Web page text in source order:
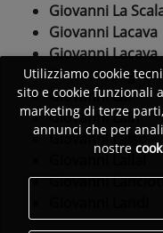
Giovanni La
Giovanni Lacava
Giovanni Lacava
Giovanni
Giovanni Lai
Giovanni Lain
Giovanni Laiso
Giovanni
Utilizziamo cookie
sito e cookie funzionali
marketing di terze
annunci che per
nostre